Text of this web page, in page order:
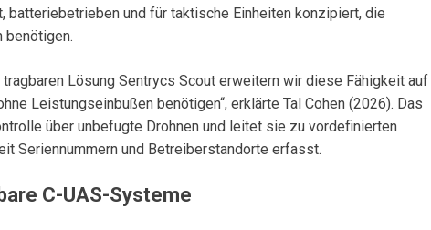
batteriebetrieben und für taktische Einheiten konzipiert, die
benötigen.
tragbaren Lösung Sentrycs Scout erweitern wir diese Fähigkeit auf
Leistungseinbußen benötigen“, erklärte Tal Cohen (2026). Das
über unbefugte Drohnen und leitet sie zu vordefinierten
Seriennummern und Betreiberstandorte erfasst.
C-UAS-Systeme